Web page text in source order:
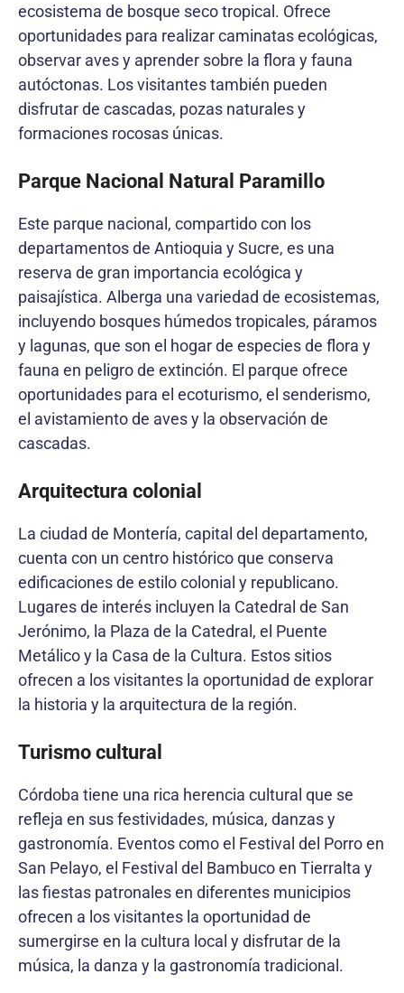
ecosistema de bosque seco tropical. Ofrece
oportunidades para realizar caminatas ecológicas,
observar aves y aprender sobre la flora y fauna
autóctonas. Los visitantes también pueden
disfrutar de cascadas, pozas naturales y
formaciones rocosas únicas.
Parque Nacional Natural Paramillo
Este parque nacional, compartido con los
departamentos de Antioquia y Sucre, es una
reserva de gran importancia ecológica y
paisajística. Alberga una variedad de ecosistemas,
incluyendo bosques húmedos tropicales, páramos
y lagunas, que son el hogar de especies de flora y
fauna en peligro de extinción. El parque ofrece
oportunidades para el ecoturismo, el senderismo,
el avistamiento de aves y la observación de
cascadas.
Arquitectura colonial
La ciudad de Montería, capital del departamento,
cuenta con un centro histórico que conserva
edificaciones de estilo colonial y republicano.
Lugares de interés incluyen la Catedral de San
Jerónimo, la Plaza de la Catedral, el Puente
Metálico y la Casa de la Cultura. Estos sitios
ofrecen a los visitantes la oportunidad de explorar
la historia y la arquitectura de la región.
Turismo cultural
Córdoba tiene una rica herencia cultural que se
refleja en sus festividades, música, danzas y
gastronomía. Eventos como el Festival del Porro en
San Pelayo, el Festival del Bambuco en Tierralta y
las fiestas patronales en diferentes municipios
ofrecen a los visitantes la oportunidad de
sumergirse en la cultura local y disfrutar de la
música, la danza y la gastronomía tradicional.